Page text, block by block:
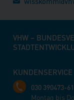
VHW –
KUNDENSERVICE
030 390473-
Montag bis